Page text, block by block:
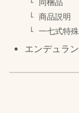
同梱品
商品説明
一七式特
エンデュラ